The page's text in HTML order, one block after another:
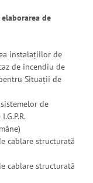
de
instalațiilor de
de incendiu de
Situații de
de
cablare structurată
cablare structurată